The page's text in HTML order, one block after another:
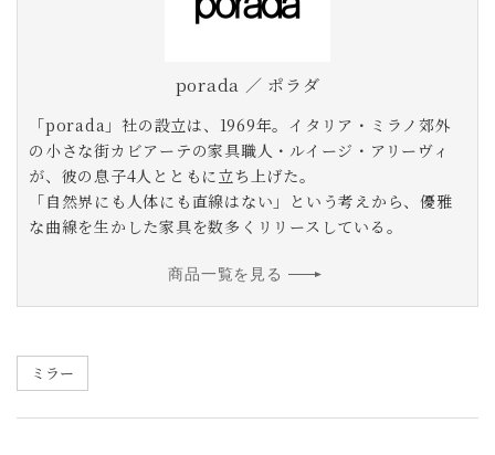
porada ／ ポラダ
「porada」社の設立は、1969年。イタリア・ミラノ郊外
の小さな街カビアーテの家具職人・ルイージ・アリーヴィ
が、彼の息子4人とともに立ち上げた。
「自然界にも人体にも直線はない」という考えから、優雅
な曲線を生かした家具を数多くリリースしている。
商品一覧を見る
ミラー